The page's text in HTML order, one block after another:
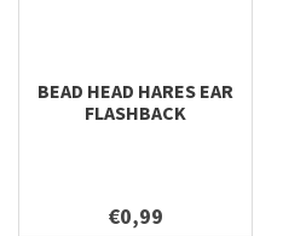
BEAD HEAD HARES EAR
FLASHBACK
€0,99